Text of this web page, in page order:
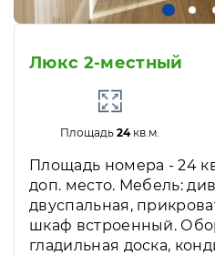
Люкс 2-местный
Площадь24кв.м.
Площадь номера - 24
доп. место. Мебель:
двуспальная,
шкаф встроенный.
гладильная доска,